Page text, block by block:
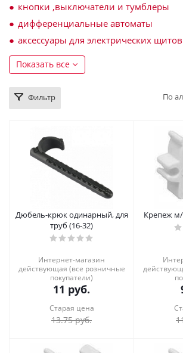
кнопки ,выключатели и тумблеры
дифференциальные автоматы
аксессуары для электрических щитов
Показать все
Фильтр
Дюбель-крюк одинарный, для
труб (16-32)
Интернет-магазин
действующая (все розничные
покупатели)
11 руб.
Старая цена
13.75руб.
Крепеж